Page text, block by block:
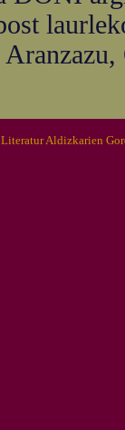
Literatur Aldizkarien